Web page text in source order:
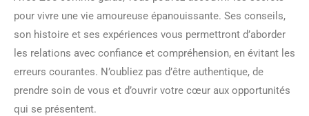
pour vivre une vie amoureuse épanouissante. Ses conseils,
son histoire et ses expériences vous permettront d’aborder
les relations avec confiance et compréhension, en évitant les
erreurs courantes. N’oubliez pas d’être authentique, de
prendre soin de vous et d’ouvrir votre cœur aux opportunités
qui se présentent.